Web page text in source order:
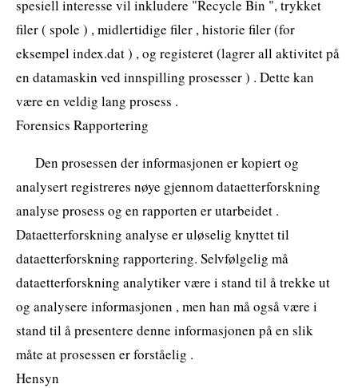
spesiell interesse vil inkludere "Recycle Bin ", trykket
filer ( spole ) , midlertidige filer , historie filer (for
eksempel index.dat ) , og registeret (lagrer all aktivitet på
en datamaskin ved innspilling prosesser ) . Dette kan
være en veldig lang prosess .
Forensics Rapportering
Den prosessen der informasjonen er kopiert og
analysert registreres nøye gjennom dataetterforskning
analyse prosess og en rapporten er utarbeidet .
Dataetterforskning analyse er uløselig knyttet til
dataetterforskning rapportering. Selvfølgelig må
dataetterforskning analytiker være i stand til å trekke ut
og analysere informasjonen , men han må også være i
stand til å presentere denne informasjonen på en slik
måte at prosessen er forståelig .
Hensyn